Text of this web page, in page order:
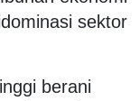
sektor
berani